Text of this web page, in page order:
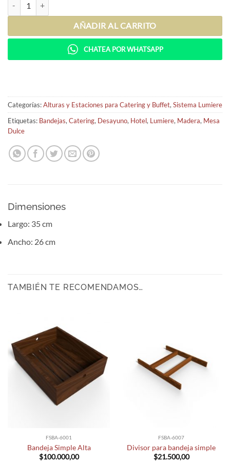
AÑADIR AL CARRITO
CHATEA POR WHATSAPP
Categorías:Alturas y Estaciones para Catering y Buffet, Sistema Lumiere
Etiquetas: Bandejas, Catering, Desayuno, Hotel, Lumiere, Madera, Mesa
Dulce
Dimensiones
Largo: 35 cm
Ancho: 26 cm
TAMBIÉN TE RECOMENDAMOS…
FSBA-6001
Bandeja Simple Alta
$100.000,00
FSBA-6007
Divisor para bandeja simple
$21.500,00